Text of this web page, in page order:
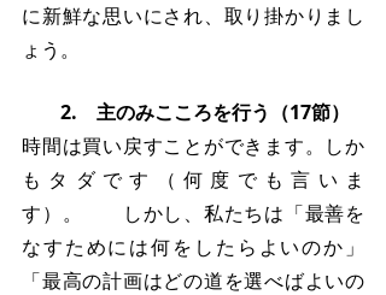
に新鮮な思いにされ、取り掛かりまし
ょう。
2.　主のみこころを行う（17節）
時間は買い戻すことができます。しか
もタダです（何度でも言いま
す）。　　しかし、私たちは「最善を
なすためには何をしたらよいのか」
「最高の計画はどの道を選べばよいの